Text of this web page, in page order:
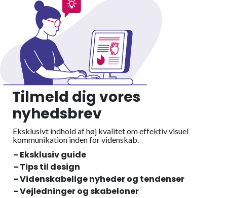
Tilmeld dig vores
nyhedsbrev
Eksklusivt indhold af høj kvalitet om effektiv visuel
kommunikation inden for videnskab.
- Eksklusiv guide
- Tips til design
- Videnskabelige nyheder og tendenser
- Vejledninger og skabeloner